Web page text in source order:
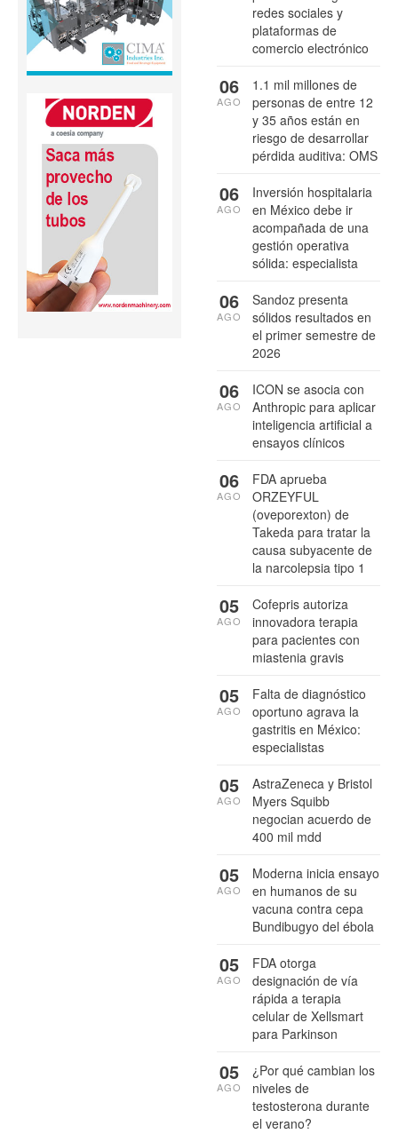
redes sociales y
plataformas de
comercio electrónico
1.1 mil millones de
personas de entre 12
y 35 años están en
riesgo de desarrollar
pérdida auditiva: OMS
06
AGO
Inversión hospitalaria
en México debe ir
acompañada de una
gestión operativa
sólida: especialista
06
AGO
Sandoz presenta
sólidos resultados en
el primer semestre de
2026
06
AGO
ICON se asocia con
Anthropic para aplicar
inteligencia artificial a
ensayos clínicos
06
AGO
FDA aprueba
ORZEYFUL
(oveporexton) de
Takeda para tratar la
causa subyacente de
la narcolepsia tipo 1
06
AGO
Cofepris autoriza
innovadora terapia
para pacientes con
miastenia gravis
05
AGO
Falta de diagnóstico
oportuno agrava la
gastritis en México:
especialistas
05
AGO
AstraZeneca y Bristol
Myers Squibb
negocian acuerdo de
400 mil mdd
05
AGO
Moderna inicia ensayo
en humanos de su
vacuna contra cepa
Bundibugyo del ébola
05
AGO
FDA otorga
designación de vía
rápida a terapia
celular de Xellsmart
para Parkinson
05
AGO
¿Por qué cambian los
niveles de
testosterona durante
el verano?
05
AGO